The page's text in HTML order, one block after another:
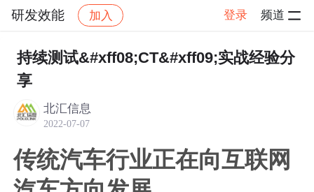
研发效能 加入 登录 频道
社区 研发效能 干货内容 帖子详情
持续测试&#xff08;CT&#xff09;实战经验分
享
北汇信息
2022-07-07
传统汽车行业正在向互联网